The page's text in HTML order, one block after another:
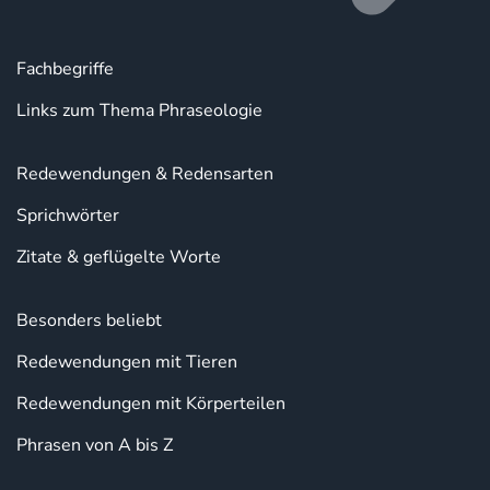
Fachbegriffe
Links zum Thema Phraseologie
Redewendungen & Redensarten
Sprichwörter
Zitate & geflügelte Worte
Besonders beliebt
Redewendungen mit Tieren
Redewendungen mit Körperteilen
Phrasen von A bis Z